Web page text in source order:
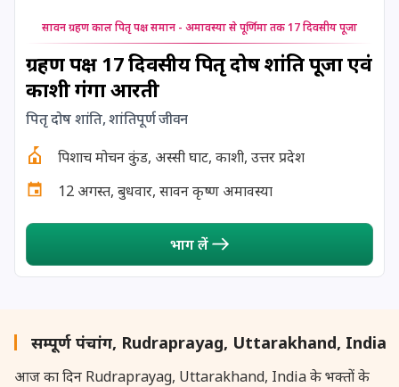
24 August, 2026 Shravan Somwar Vrat
24 August, 2026
25 August, 2026 Mangala Gauri Vrat
26 August, 2026 Onam
सावन ग्रहण काल पितृ पक्ष समान - अमावस्या से पूर्णिमा तक 17 दिवसीय पूजा
ग्रहण पक्ष 17 दिवसीय पितृ दोष शांति पूजा एवं
काशी गंगा आरती
पितृ दोष शांति, शांतिपूर्ण जीवन
पिशाच मोचन कुंड, अस्सी घाट, काशी, उत्तर प्रदेश
12 अगस्त, बुधवार, सावन कृष्ण अमावस्या
भाग लें
सम्पूर्ण पंचांग, Rudraprayag, Uttarakhand, India
आज का दिन Rudraprayag, Uttarakhand, India के भक्तों के